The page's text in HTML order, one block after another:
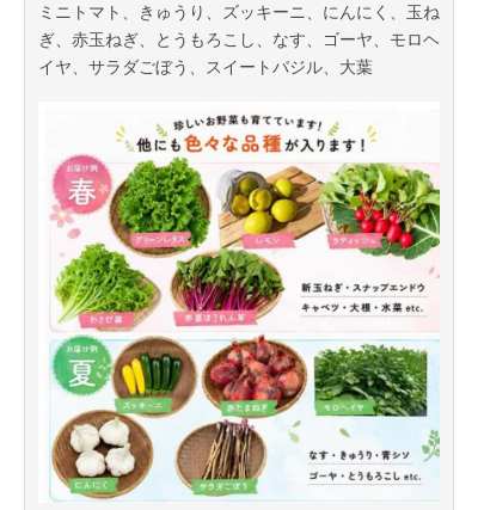
ミニトマト、きゅうり、ズッキーニ、にんにく、玉ね
ぎ、赤玉ねぎ、とうもろこし、なす、ゴーヤ、モロヘ
イヤ、サラダごぼう、スイートバジル、大葉